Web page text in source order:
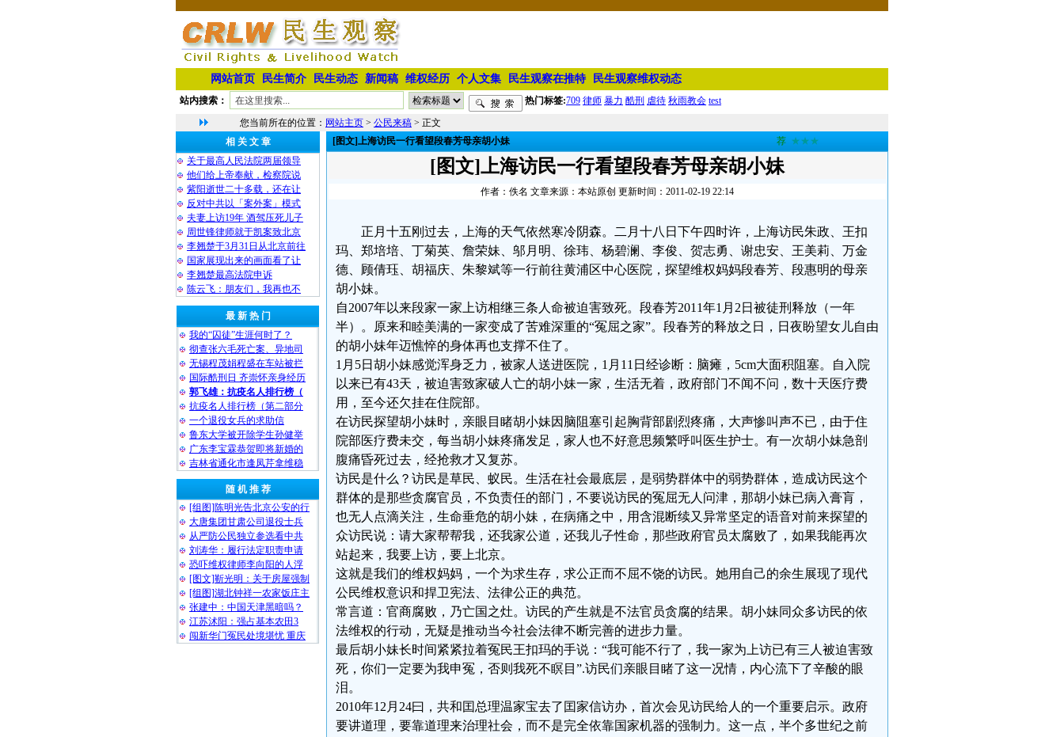
网站首页 民生简介 民生动态 新闻稿 维权经历 个人文集 民生观察在推特 民生观察维权动态
站内搜索： 热门标签:709 律师 暴力 酷刑 虐待 秋雨教会 test
您当前所在的位置： 网站主页 > 公民来稿 > 正文
相 关 文 章
关于最高人民法院两届领导
他们给上帝奉献，检察院说
紫阳逝世二十多载，还在让
反对中共以「案外案」模式
夫妻上访19年 酒驾压死儿子
周世锋律师就于凯案致北京
李翘楚于3月31日从北京前往
国家展现出来的画面看了让
李翘楚最高法院申诉
陈云飞：朋友们，我再也不
最 新 热 门
我的“囚徒”生涯何时了？
彻查张六毛死亡案、异地司
无锡程茂娟程盛在车站被拦
国际酷刑日 齐崇怀亲身经历
郭飞雄：抗疫名人排行榜（
抗疫名人排行榜（第二部分
一个退役女兵的求助信
鲁东大学被开除学生孙健举
广东李宝霖恭贺即将新婚的
吉林省通化市逢凤芹拿维稳
随 机 推 荐
[组图]陈明光告北京公安的行
大唐集团甘肃公司退役士兵
从严防公民独立参选看中共
刘涛华：履行法定职责申请
恐吓维权律师李向阳的人浮
[图文]靳光明：关于房屋强制
[组图]湖北钟祥一农家饭庄主
张建中：中国天津黑暗吗？
江苏沭阳：强占基本农田3
闯新华门冤民处境堪忧 重庆
[图文]上海访民一行看望段春芳母亲胡小妹 荐 ★★★
[图文]上海访民一行看望段春芳母亲胡小妹
作者：佚名 文章来源：本站原创 更新时间：2011-02-19 22:14
正月十五刚过去，上海的天气依然寒冷阴森。二月十八日下午四时许，上海访民朱政、王扣
玛、郑培培、丁菊英、詹荣妹、邬月明、徐玮、杨碧澜、李俊、贺志勇、谢忠安、王美莉、万金
德、顾倩珏、胡福庆、朱黎斌等一行前往黄浦区中心医院，探望维权妈妈段春芳、段惠明的母亲
胡小妹。
自2007年以来段家一家上访相继三条人命被迫害致死。段春芳2011年1月2日被徒刑释放（一年
半）。原来和睦美满的一家变成了苦难深重的“冤屈之家”。段春芳的释放之日，日夜盼望女儿自由
的胡小妹年迈憔悴的身体再也支撑不住了。
1月5日胡小妹感觉浑身乏力，被家人送进医院，1月11日经诊断：脑瘫，5cm大面积阻塞。自入院
以来已有43天，被迫害致家破人亡的胡小妹一家，生活无着，政府部门不闻不问，数十天医疗费
用，至今还欠挂在住院部。
在访民探望胡小妹时，亲眼目睹胡小妹因脑阻塞引起胸背部剧烈疼痛，大声惨叫声不已，由于住
院部医疗费未交，每当胡小妹疼痛发足，家人也不好意思频繁呼叫医生护士。有一次胡小妹急剖
腹痛昏死过去，经抢救才又复苏。
访民是什么？访民是草民、蚁民。生活在社会最底层，是弱势群体中的弱势群体，造成访民这个
群体的是那些贪腐官员，不负责任的部门，不要说访民的冤屈无人问津，那胡小妹已病入膏肓，
也无人点滴关注，生命垂危的胡小妹，在病痛之中，用含混断续又异常坚定的语音对前来探望的
众访民说：请大家帮帮我，还我家公道，还我儿子性命，那些政府官员太腐败了，如果我能再次
站起来，我要上访，要上北京。
这就是我们的维权妈妈，一个为求生存，求公正而不屈不饶的访民。她用自己的余生展现了现代
公民维权意识和捍卫宪法、法律公正的典范。
常言道：官商腐败，乃亡国之灶。访民的产生就是不法官员贪腐的结果。胡小妹同众多访民的依
法维权的行动，无疑是推动当今社会法律不断完善的进步力量。
最后胡小妹长时间紧紧拉着冤民王扣玛的手说：“我可能不行了，我一家为上访已有三人被迫害致
死，你们一定要为我申冤，否则我死不瞑目”.访民们亲眼目睹了这一况情，内心流下了辛酸的眼
泪。
2010年12月24曰，共和囯总理温家宝去了囯家信访办，首次会见访民给人的一个重要启示。政府
要讲道理，要靠道理来治理社会，而不是完全依靠国家机器的强制力。这一点，半个多世纪之前